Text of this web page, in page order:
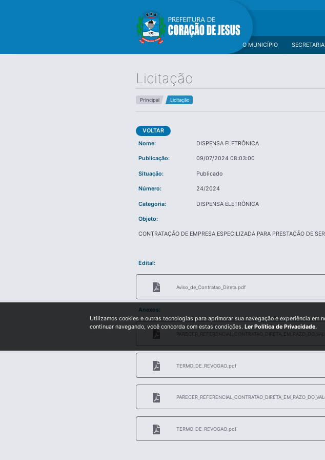
O MUNICÍPIO
Licitação
Principal Licitação
VOLTAR
Nome:
DISPENSA ELETRÔNICA
Publicação: 09/07/2024 08:03:00
Situação: Publicado
Número: 24/2024
Categoria: DISPENSA ELETRÔNICA
Objeto:
CONTRATAÇÃO DE EMPRESA ESPECILIZADA PARA PRESTAÇÃO DE
Edital:
Aviso_de_Contratao_Direta.pdf
Anexos:
TERMO_DE_REVOGAO.pdf
TERMO_DE_REVOGAO.pdf
Utilizamos cookies e outras tecnologias para aprimorar sua navegação e experiência em
continuar navegando, você concorda com estas condições. Ler Política de Privacidade.